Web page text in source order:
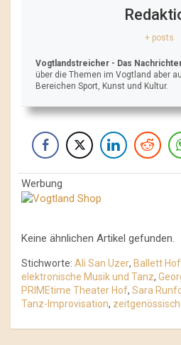
+ posts
Vogtlandstreicher - Das
über die Themen im Vogtland aber
Bereichen Sport, Kunst und Kultur.
Werbung
Keine ähnlichen Artikel gefunden.
Stichworte: Ali San Uzer, Ballett Hof
elektronische Musik und Tanz,
PRIMEtime Theater Hof, Sara
Tanz-Improvisation,